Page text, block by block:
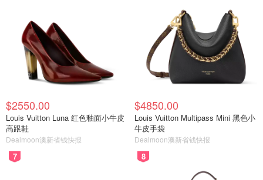
$2550.00
Louis Vuitton Luna 红色釉面小牛皮
高跟鞋
Dealmoon澳新省钱快报
$4850.00
Louis Vuitton Multipass Mini 黑色小
牛皮手袋
Dealmoon澳新省钱快报
7 8